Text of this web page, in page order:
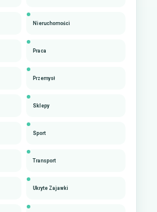
Nieruchomości
Praca
Przemysł
Sklepy
Sport
Transport
Ukryte Zajawki